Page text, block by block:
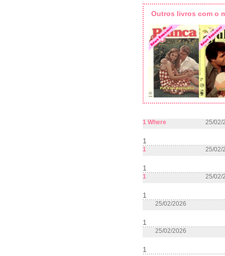
Outros livros com o
1 Where 25/02/
1
1 25/02/
1
1 25/02/
1
25/02/2026
1
25/02/2026
1